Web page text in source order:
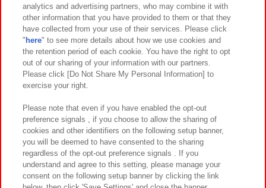
関連会社 サステナビリティ サイトポリシー
プライバシーポリシー ウェブアクセシビリティ方針と検証結果
お取引先さまとともに
カスタマーハラスメント対応方針 よくあるご質問・お問い合わせ
analytics and advertising partners, who may combine it with
other information that you have provided to them or that they
have collected from your use of their services. Please click
" here" to see more details about how we use cookies and
the retention period of each cookie. You have the right to opt
out of our sharing of your information with our partners.
Please click [Do Not Share My Personal Information] to
exercise your right.
Please note that even if you have enabled the opt-out
preference signals , if you choose to allow the sharing of
cookies and other identifiers on the following setup banner,
you will be deemed to have consented to the sharing
regardless of the opt-out preference signals . If you
understand and agree to this setting, please manage your
consent on the following setup banner by clicking the link